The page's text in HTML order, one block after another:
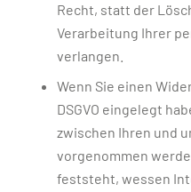
Recht, statt der
Verarbeitung Ihrer
verlangen.
Wenn Sie einen
DSGVO eingelegt
zwischen Ihren und
vorgenommen
feststeht, wessen